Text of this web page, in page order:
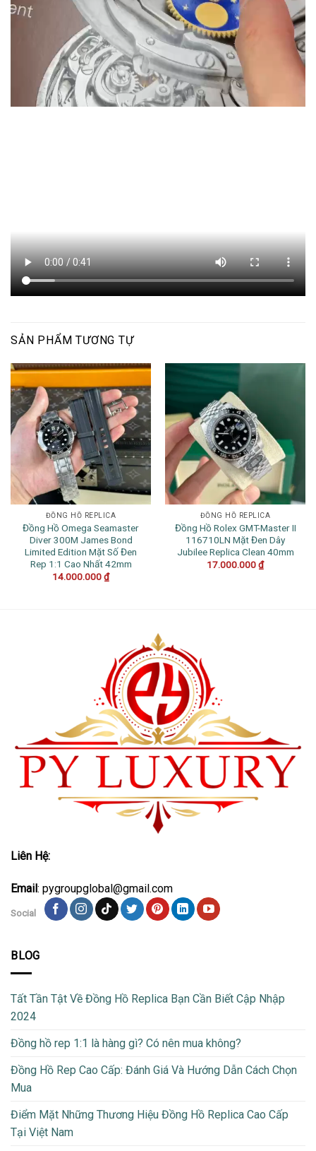
SẢN PHẨM TƯƠNG TỰ
ĐỒNG HỒ REPLICA
Đồng Hồ Omega Seamaster
Diver 300M James Bond
Limited Edition Mặt Số Đen
Rep 1:1 Cao Nhất 42mm
14.000.000₫
ĐỒNG HỒ REPLICA
Đồng Hồ Rolex GMT-Master II
116710LN Mặt Đen Dây
Jubilee Replica Clean 40mm
17.000.000₫
Liên Hệ:
Email: pygroupglobal@gmail.com
Social
BLOG
Tất Tần Tật Về Đồng Hồ Replica Bạn Cần Biết Cập Nhập
2024
Đồng hồ rep 1:1 là hàng gì? Có nên mua không?
Đồng Hồ Rep Cao Cấp: Đánh Giá Và Hướng Dẫn Cách Chọn
Mua
Điểm Mặt Những Thương Hiệu Đồng Hồ Replica Cao Cấp
Tại Việt Nam